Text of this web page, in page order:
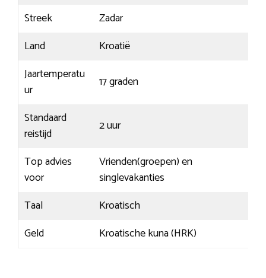
Streek
Zadar
Land
Kroatië
Jaartemperatu
ur
17 graden
Standaard
reistijd
2 uur
Top advies
voor
Vrienden(groepen) en
singlevakanties
Taal
Kroatisch
Geld
Kroatische kuna (HRK)